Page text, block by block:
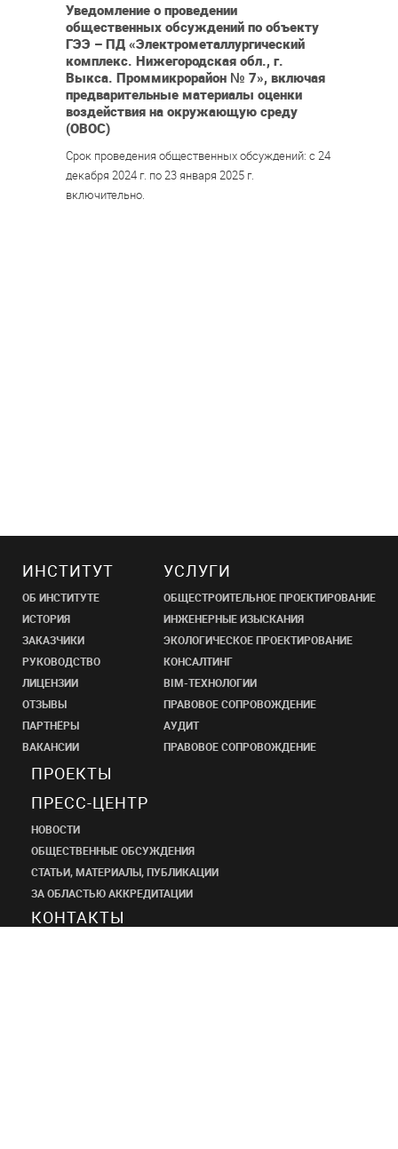
Уведомление о проведении
общественных обсуждений по объекту
ГЭЭ – ПД «Электрометаллургический
комплекс. Нижегородская обл., г.
Выкса. Проммикрорайон № 7», включая
предварительные материалы оценки
воздействия на окружающую среду
(ОВОС)
Срок проведения общественных обсуждений: с 24
декабря 2024 г. по 23 января 2025 г.
включительно.
ИНСТИТУТ
ОБ ИНСТИТУТЕ
ИСТОРИЯ
ЗАКАЗЧИКИ
РУКОВОДСТВО
ЛИЦЕНЗИИ
ОТЗЫВЫ
ПАРТНЁРЫ
ВАКАНСИИ
УСЛУГИ
ОБЩЕСТРОИТЕЛЬНОЕ ПРОЕКТИРОВАНИЕ
ИНЖЕНЕРНЫЕ ИЗЫСКАНИЯ
ЭКОЛОГИЧЕСКОЕ ПРОЕКТИРОВАНИЕ
КОНСАЛТИНГ
BIM-ТЕХНОЛОГИИ
ПРАВОВОЕ СОПРОВОЖДЕНИЕ
АУДИТ
ПРАВОВОЕ СОПРОВОЖДЕНИЕ
ПРОЕКТЫ
ПРЕСС-ЦЕНТР
НОВОСТИ
ОБЩЕСТВЕННЫЕ ОБСУЖДЕНИЯ
СТАТЬИ, МАТЕРИАЛЫ, ПУБЛИКАЦИИ
ЗА ОБЛАСТЬЮ АККРЕДИТАЦИИ
КОНТАКТЫ